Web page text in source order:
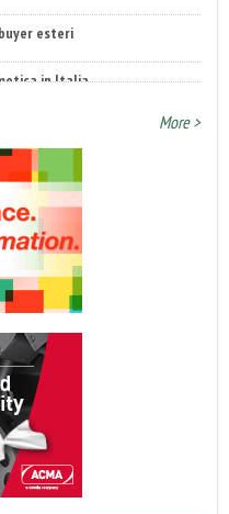
in Italia
More >